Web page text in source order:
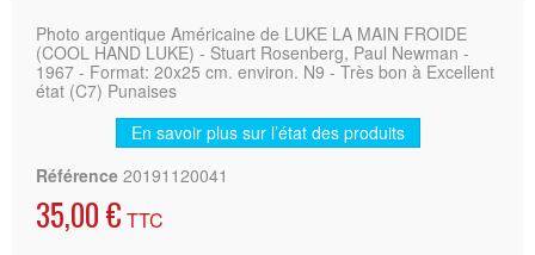
Photo argentique Américaine de LUKE LA MAIN FROIDE
(COOL HAND LUKE) - Stuart Rosenberg, Paul Newman -
1967 - Format: 20x25 cm. environ. N9 - Très bon à Excellent
état (C7) Punaises
En savoir plus sur l’état des produits
Référence 20191120041
35,00 € TTC